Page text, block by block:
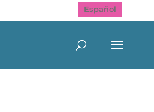
Español